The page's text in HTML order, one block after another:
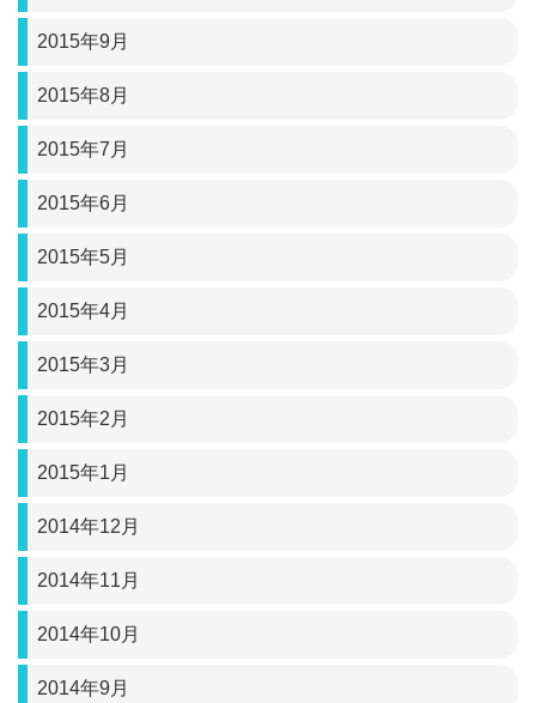
2015年9月
2015年8月
2015年7月
2015年6月
2015年5月
2015年4月
2015年3月
2015年2月
2015年1月
2014年12月
2014年11月
2014年10月
2014年9月